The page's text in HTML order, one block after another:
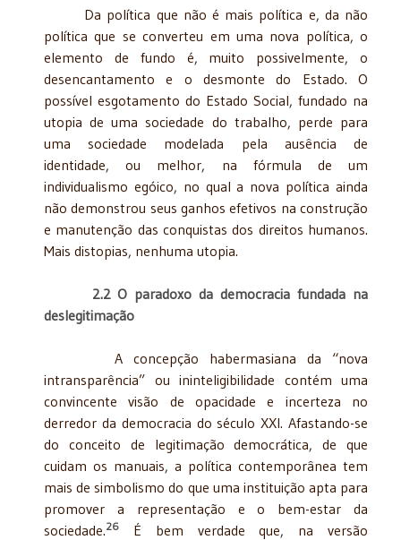
Da política que não é mais política e, da não
política que se converteu em uma nova política, o
elemento de fundo é, muito possivelmente, o
desencantamento e o desmonte do Estado. O
possível esgotamento do Estado Social, fundado na
utopia de uma sociedade do trabalho, perde para
uma sociedade modelada pela ausência de
identidade, ou melhor, na fórmula de um
individualismo egóico, no qual a nova política ainda
não demonstrou seus ganhos efetivos na construção
e manutenção das conquistas dos direitos humanos.
Mais distopias, nenhuma utopia.
2.2 O paradoxo da democracia fundada na
deslegitimação
A concepção habermasiana da “nova
intransparência” ou ininteligibilidade contém uma
convincente visão de opacidade e incerteza no
derredor da democracia do século XXI. Afastando-se
do conceito de legitimação democrática, de que
cuidam os manuais, a política contemporânea tem
mais de simbolismo do que uma instituição apta para
promover a representação e o bem-estar da
sociedade.26
É bem verdade que, na versão